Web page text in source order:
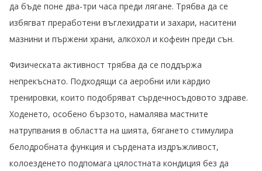
да бъде поне два-три часа преди лягане. Трябва да се
избягват преработени въглехидрати и захари, наситени
мазнини и пържени храни, алкохол и кофеин преди сън.
Физическата активност трябва да се поддържа
непрекъснато. Подходящи са аеробни или кардио
тренировки, които подобряват сърдечносъдовото здраве.
Ходенето, особено бързото, намалява мастните
натрупвания в областта на шията, бягането стимулира
белодробната функция и сърдената издръжливост,
колоезденето подпомага цялостната кондиция без да